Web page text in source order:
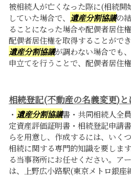
被相続人が亡くなった際に(相続開
していた場合で、 遺産分割協議の
ることになった場合や配偶者居住
配偶者居住権を取得することがで
遺産分割協議が調わない場合でも
申立てを行うことで、配偶者居住
相続登記(不動産の名義変更)と
・ 遺産分割協議書・共同相続人全
定資産評価証明書・相続登記申請
らを用意し、作成するには、いく
相続に関する専門的知識を要しま
る当事務所にお任せください。ア
は、上野広小路駅(東京メトロ銀座